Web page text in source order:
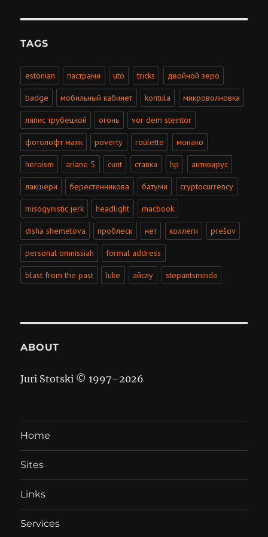
TAGS
estonian пастрами utö tricks двойной зеро
badge мобильный кабинет kontula микроволновка
ляпис трубецкой огонь vor dem steintor
фотолофт маяк poverty roulette монако
heroism ariane 5 cunt ставка hp антивирус
лакшери берестенникова батуми cryptocurrency
misogynistic jerk headlight macbook
disha shemetova проблеск нет коллеги prešov
personal omnissiah formal address
blast from the past luke айслу stepantsminda
ABOUT
Juri Stotski © 1997–2026
Home
Sites
Links
Services